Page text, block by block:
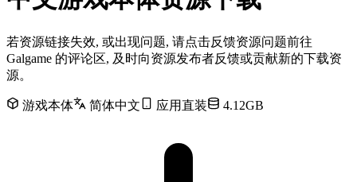
若资源链接失效, 或出现问题, 请点击反馈资源问题前往
Galgame 的评论区, 及时向资源发布者反馈或贡献新的下载资
源。
游戏本体 简体中文 应用直装 4.12GB